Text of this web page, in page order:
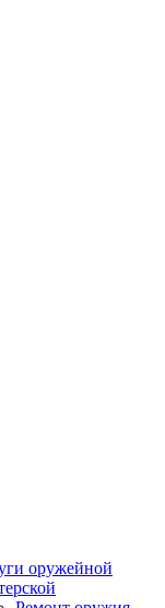
оружейной